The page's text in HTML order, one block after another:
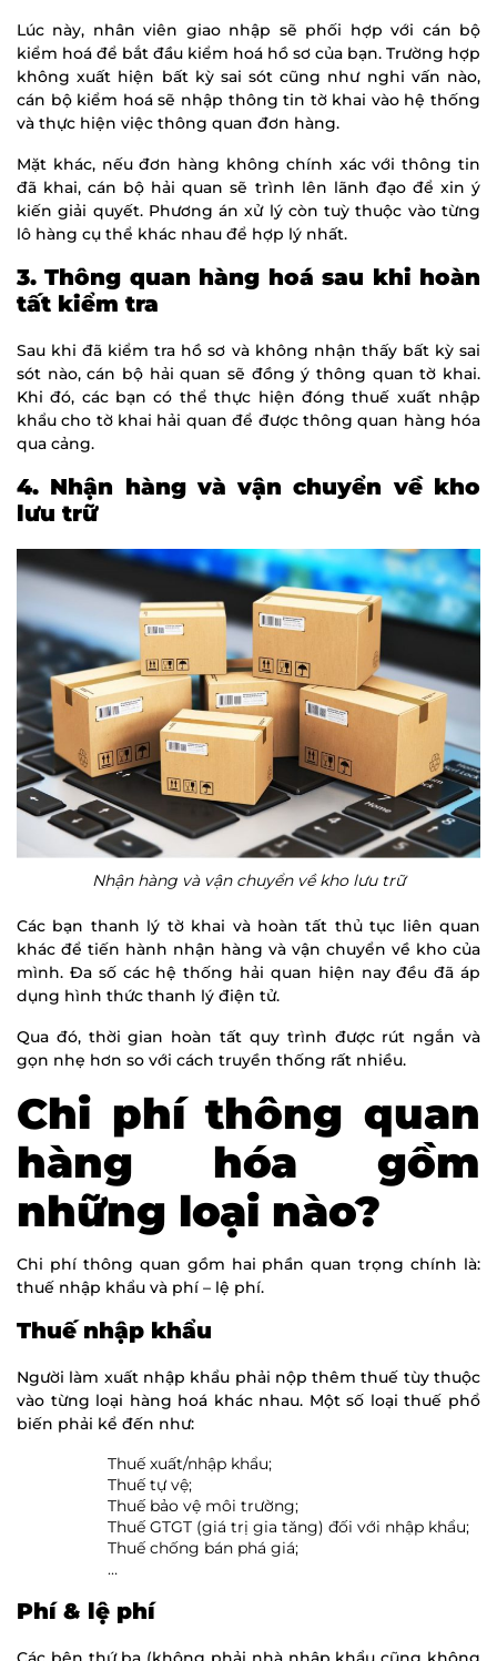
Lúc này, nhân viên giao nhập sẽ phối hợp với cán bộ
kiểm hoá để bắt đầu kiểm hoá hồ sơ của bạn. Trường hợp
không xuất hiện bất kỳ sai sót cũng như nghi vấn nào,
cán bộ kiểm hoá sẽ nhập thông tin tờ khai vào hệ thống
và thực hiện việc thông quan đơn hàng.
Mặt khác, nếu đơn hàng không chính xác với thông tin
đã khai, cán bộ hải quan sẽ trình lên lãnh đạo để xin ý
kiến giải quyết. Phương án xử lý còn tuỳ thuộc vào từng
lô hàng cụ thể khác nhau để hợp lý nhất.
3. Thông quan hàng hoá sau khi hoàn
tất kiểm tra
Sau khi đã kiểm tra hồ sơ và không nhận thấy bất kỳ sai
sót nào, cán bộ hải quan sẽ đồng ý thông quan tờ khai.
Khi đó, các bạn có thể thực hiện đóng thuế xuất nhập
khẩu cho tờ khai hải quan để được thông quan hàng hóa
qua cảng.
4. Nhận hàng và vận chuyển về kho
lưu trữ
Nhận hàng và vận chuyển về kho lưu trữ
Các bạn thanh lý tờ khai và hoàn tất thủ tục liên quan
khác để tiến hành nhận hàng và vận chuyển về kho của
mình. Đa số các hệ thống hải quan hiện nay đều đã áp
dụng hình thức thanh lý điện tử.
Qua đó, thời gian hoàn tất quy trình được rút ngắn và
gọn nhẹ hơn so với cách truyền thống rất nhiều.
Chi phí thông quan
hàng hóa gồm
những loại nào?
Chi phí thông quan gồm hai phần quan trọng chính là:
thuế nhập khẩu và phí – lệ phí.
Thuế nhập khẩu
Người làm xuất nhập khẩu phải nộp thêm thuế tùy thuộc
vào từng loại hàng hoá khác nhau. Một số loại thuế phổ
biến phải kể đến như:
Thuế xuất/nhập khẩu;
Thuế tự vệ;
Thuế bảo vệ môi trường;
Thuế GTGT (giá trị gia tăng) đối với nhập khẩu;
Thuế chống bán phá giá;
…
Phí & lệ phí